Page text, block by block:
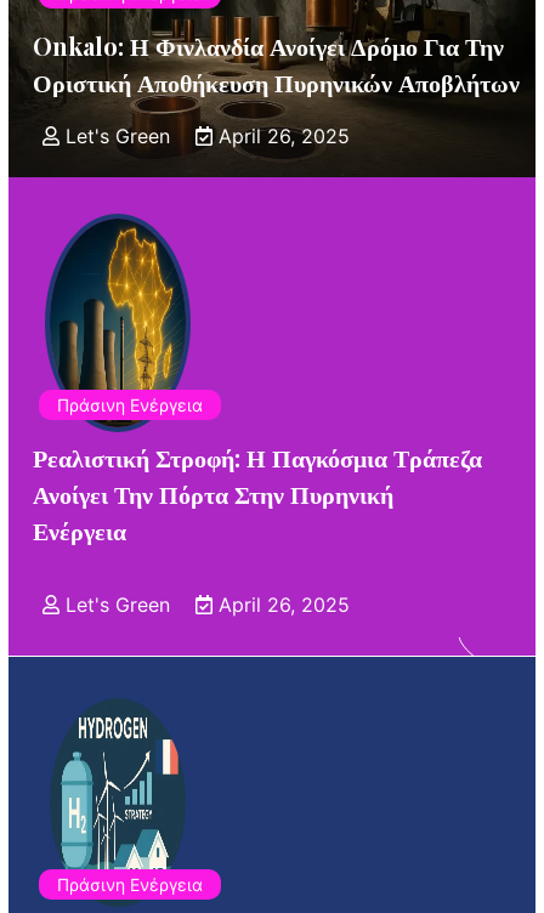
Onkalo: Η Φινλανδία Ανοίγει Δρόμο Για Την
Οριστική Αποθήκευση Πυρηνικών Αποβλήτων
Let's Green April 26, 2025
Πράσινη Ενέργεια
Ρεαλιστική Στροφή: Η Παγκόσμια Τράπεζα
Ανοίγει Την Πόρτα Στην Πυρηνική
Ενέργεια
Let's Green April 26, 2025
Πράσινη Ενέργεια